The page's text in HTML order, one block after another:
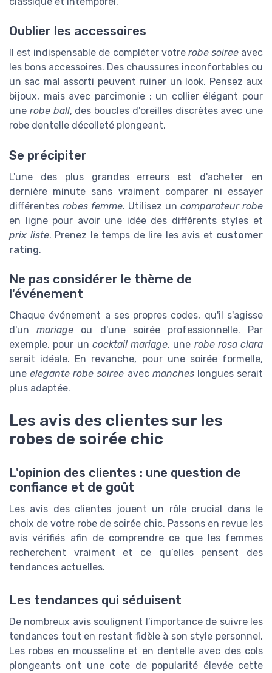
Oublier les accessoires
Il est indispensable de compléter votre robe soireeavec
les bons accessoires. Des chaussures inconfortables ou
un sac mal assorti peuvent ruiner un look. Pensez aux
bijoux, mais avec parcimonie : un collier élégant pour
une robe ball, des boucles d'oreilles discrètes avec une
robe dentelle décolleté plongeant.
Se précipiter
L'une des plus grandes erreurs est d'acheter en
dernière minute sans vraiment comparer ni essayer
différentes robes femme. Utilisez un comparateur robe
en ligne pour avoir une idée des différents styles et
prix liste. Prenez le temps de lire les avis et customer
rating.
Ne pas considérer le thème de
l'événement
Chaque événement a ses propres codes, qu'il s'agisse
d'unmariage ou d'une soirée professionnelle. Par
exemple, pour un cocktail mariage, une robe rosa clara
serait idéale. En revanche, pour une soirée formelle,
uneelegante robe soiree avec mancheslongues serait
plus adaptée.
Les avis des clientes sur les
robes de soirée chic
L'opinion des clientes : une question de
confiance et de goût
Les avis des clientes jouent un rôle crucial dans le
choix de votre robe de soirée chic. Passons en revue les
avis vérifiés afin de comprendre ce que les femmes
recherchent vraiment et ce qu’elles pensent des
tendances actuelles.
Les tendances qui séduisent
De nombreux avis soulignent l’importance de suivre les
tendances tout en restant fidèle à son style personnel.
Les robes en mousseline et en dentelle avec des cols
plongeants ont une cote de popularité élevée cette